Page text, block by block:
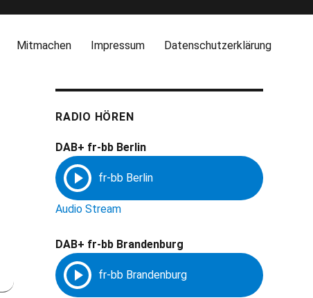
Mitmachen Impressum Datenschutzerklärung
RADIO HÖREN
DAB+ fr-bb Berlin
Audio Stream
DAB+ fr-bb Brandenburg